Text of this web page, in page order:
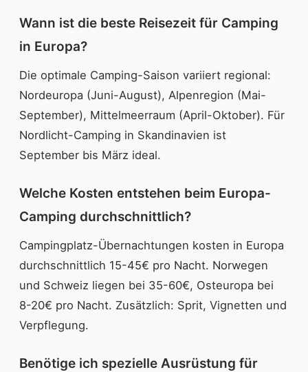
Wann ist die beste Reisezeit für Camping
in Europa?
Die optimale Camping-Saison variiert regional:
Nordeuropa (Juni-August), Alpenregion (Mai-
September), Mittelmeerraum (April-Oktober). Für
Nordlicht-Camping in Skandinavien ist
September bis März ideal.
Welche Kosten entstehen beim Europa-
Camping durchschnittlich?
Campingplatz-Übernachtungen kosten in Europa
durchschnittlich 15-45€ pro Nacht. Norwegen
und Schweiz liegen bei 35-60€, Osteuropa bei
8-20€ pro Nacht. Zusätzlich: Sprit, Vignetten und
Verpflegung.
Benötige ich spezielle Ausrüstung für